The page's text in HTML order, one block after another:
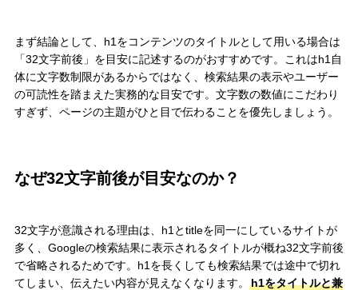
まず結論として、h1をコンテンツのタイトルとして用いる場合は
「32文字前後」を目安に記述するのがおすすめです。これはh1自
体に文字数制限があるからではなく、検索結果の表示やユーザー
の可読性を踏まえた実務的な目安です。文字数の数値にこだわり
すぎず、ページの主題がひと目で伝わることを優先しましょう。
なぜ32文字前後が目安なのか？
32文字が意識される理由は、h1とtitleを同一にしているサイトが
多く、Googleの検索結果に表示されるタイトルが概ね32文字前後
で省略されるためです。h1を長くしても検索結果では途中で切れ
てしまい、伝えたい内容が見えなくなります。
h1をタイトルと兼